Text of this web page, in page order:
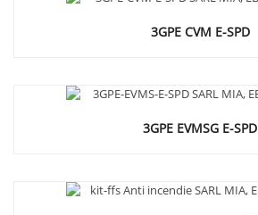
3GPE CVM E-SPD
3GPE EVMSG E-SPD